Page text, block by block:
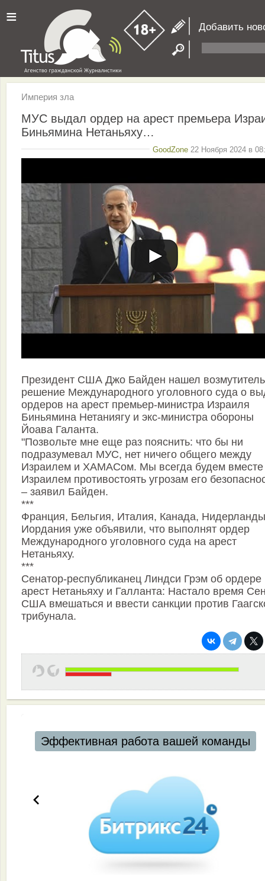
≡ Добавить
Империя зла
МУС выдал ордер на арест премьера
Биньямина Нетаньяху…
GoodZone 22 Ноября 2024 в
Президент США Джо Байден нашел
решение Международного уголовного суда о
ордеров на арест премьер-министра Израиля
Биньямина Нетаниягу и экс-министра обороны
Йоава Галанта.
"Позвольте мне еще раз пояснить: что бы ни
подразумевал МУС, нет ничего общего между
Израилем и ХАМАСом. Мы всегда будем вместе
Израилем противостоять угрозам его
– заявил Байден.
***
Франция, Бельгия, Италия, Канада,
Иордания уже объявили, что выполнят ордер
Международного уголовного суда на арест
Нетаньяху.
***
Сенатор-республиканец Линдси Грэм об ордере
арест Нетаньяху и Галланта: Настало время
США вмешаться и ввести санкции против
трибунала.
Эффективная работа вашей команды